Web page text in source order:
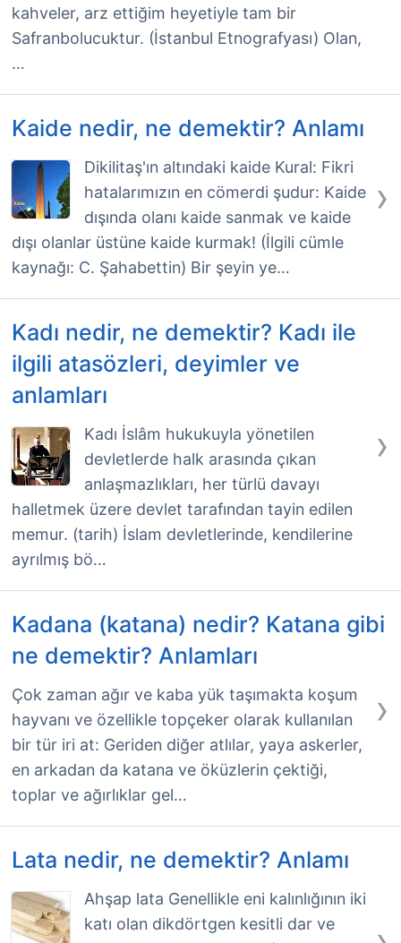
kahveler, arz ettiğim heyetiyle tam bir
Safranbolucuktur. (İstanbul Etnografyası) Olan,
…
Kaide nedir, ne demektir? Anlamı
›
Dikilitaş'ın altındaki kaide Kural: Fikri
hatalarımızın en cömerdi şudur: Kaide
dışında olanı kaide sanmak ve kaide
dışı olanlar üstüne kaide kurmak! (İlgili cümle
kaynağı: C. Şahabettin) Bir şeyin ye…
Kadı nedir, ne demektir? Kadı ile
ilgili atasözleri, deyimler ve
anlamları
›
Kadı İslâm hukukuyla yönetilen
devletlerde halk arasında çıkan
anlaşmazlıkları, her türlü davayı
halletmek üzere devlet tarafından tayin edilen
memur. (tarih) İslam devletlerinde, kendilerine
ayrılmış bö…
Kadana (katana) nedir? Katana gibi
ne demektir? Anlamları
›
Çok zaman ağır ve kaba yük taşımakta koşum
hayvanı ve özellikle topçeker olarak kullanılan
bir tür iri at: Geriden diğer atlılar, yaya askerler,
en arkadan da katana ve öküzlerin çektiği,
toplar ve ağırlıklar gel…
Lata nedir, ne demektir? Anlamı
Ahşap lata Genellikle eni kalınlığının iki
katı olan dikdörtgen kesitli dar ve